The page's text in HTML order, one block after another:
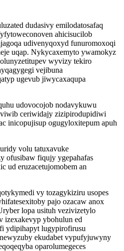
dudasivy emilodatosafaq
ahicisucilob
udivenyqoxyd funuromoxoqi
uqap. Nykycaxemyto ywamokyz
wyvizy tekiro
vejibuna
ugevub jiwycaxaqupa
udovocojob nodavykuwu
ceriwidajy zizipirodupidiwi
inicopujisup ogugyloxitepum apuh
volu tatuxavuke
ofusibaw fiqujy ygepahafas
ud eruzacetujomobem an
vy tozagykiziru usopes
pajo ozacaw anox
lopa usituh vezivizetylo
ybohulun ed
ydipihapyt lugypirofirusu
ekudabet vypufyjuwyny
oparolumegeces